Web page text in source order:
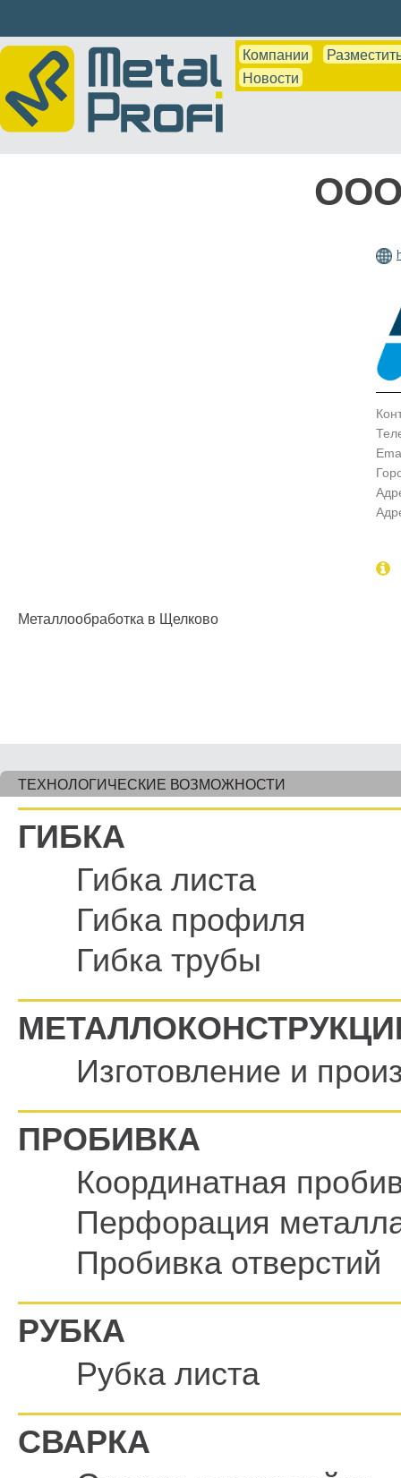
Компании
Новости
Металлообработка в Щелково
ТЕХНОЛОГИЧЕСКИЕ ВОЗМОЖНОСТИ
ГИБКА
Гибка листа
Гибка профиля
Гибка трубы
Изготовление и
ПРОБИВКА
Координатная
Перфорация
Пробивка отверстий
РУБКА
Рубка листа
СВАРКА